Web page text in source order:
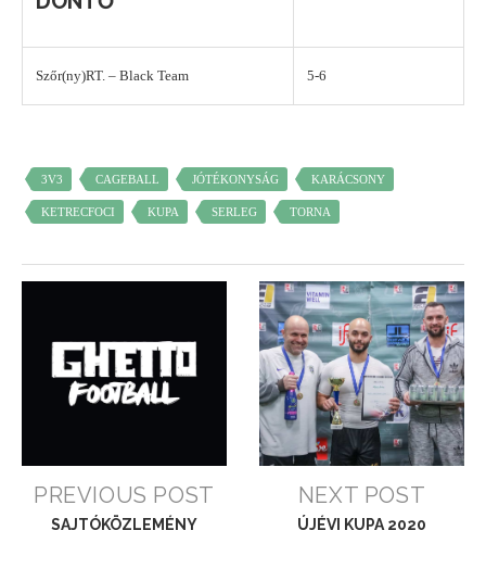
Szőr(ny)RT. – Black Team 5-6
3V3 CAGEBALL JÓTÉKONYSÁG KARÁCSONY
KETRECFOCI KUPA SERLEG TORNA
PREVIOUS POST
SAJTÓKÖZLEMÉNY
NEXT POST
ÚJÉVI KUPA 2020